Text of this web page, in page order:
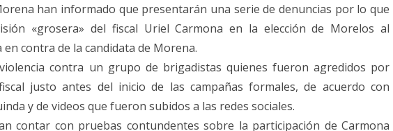
han informado que presentarán una serie de denuncias por lo que
«grosera» del fiscal Uriel Carmona en la elección de Morelos al
contra de la candidata de Morena.
contra un grupo de brigadistas quienes fueron agredidos por
justo antes del inicio de las campañas formales, de acuerdo con
y de videos que fueron subidos a las redes sociales.
contar con pruebas contundentes sobre la participación de Carmona